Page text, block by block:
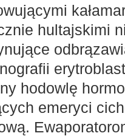
hultajskimi
hodowlę
emeryci